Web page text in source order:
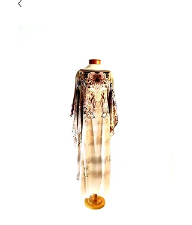
confección de trajes de Alta Moda y Pret
à Porte para Damas.
Is a company dedicated to the design and
preparation of High Fashion and Pret à
Porte costumes for ladies.